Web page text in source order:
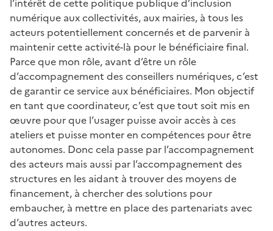
l’intérêt de cette politique publique d’inclusion
numérique aux collectivités, aux mairies, à tous les
acteurs potentiellement concernés et de parvenir à
maintenir cette activité-là pour le bénéficiaire final.
Parce que mon rôle, avant d’être un rôle
d’accompagnement des conseillers numériques, c’est
de garantir ce service aux bénéficiaires. Mon objectif
en tant que coordinateur, c’est que tout soit mis en
œuvre pour que l’usager puisse avoir accès à ces
ateliers et puisse monter en compétences pour être
autonomes. Donc cela passe par l’accompagnement
des acteurs mais aussi par l’accompagnement des
structures en les aidant à trouver des moyens de
financement, à chercher des solutions pour
embaucher, à mettre en place des partenariats avec
d’autres acteurs.